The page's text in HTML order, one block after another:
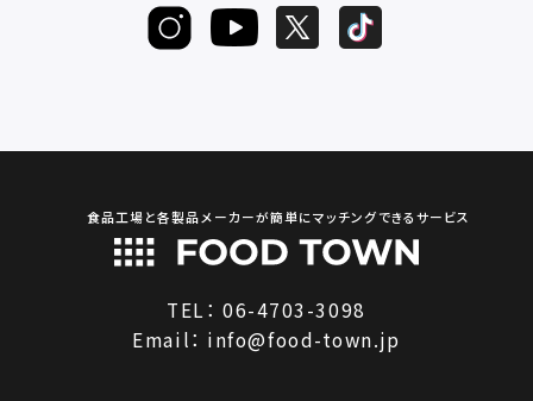
食品工場と各製品メーカーが簡単にマッチングできるサービス
TEL：06-4703-3098
Email： info@food-town.jp